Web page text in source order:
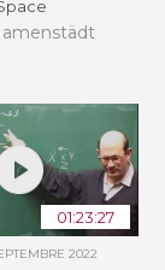
01:23:27
2022